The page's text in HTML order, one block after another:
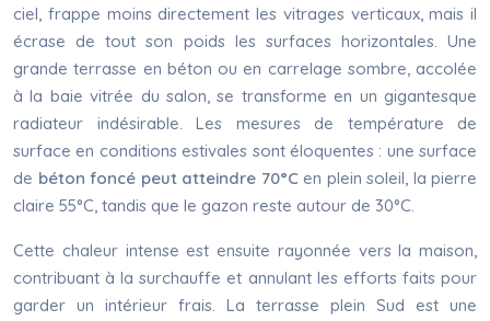
ciel, frappe moins directement les vitrages verticaux, mais il
écrase de tout son poids les surfaces horizontales. Une
grande terrasse en béton ou en carrelage sombre, accolée
à la baie vitrée du salon, se transforme en un gigantesque
radiateur indésirable. Les mesures de température de
surface en conditions estivales sont éloquentes : une surface
de béton foncé peut atteindre 70°Cen plein soleil, la pierre
claire 55°C, tandis que le gazon reste autour de 30°C.
Cette chaleur intense est ensuite rayonnée vers la maison,
contribuant à la surchauffe et annulant les efforts faits pour
garder un intérieur frais. La terrasse plein Sud est une